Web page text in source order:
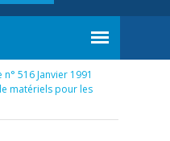
n° 516 Janvier 1991
matériels pour les